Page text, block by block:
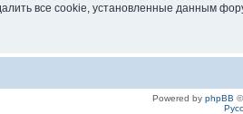
все cookie, установленные данным
Powered by phpBB